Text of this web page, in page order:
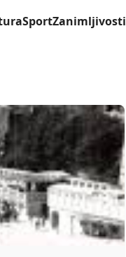
SportZanimljivosti